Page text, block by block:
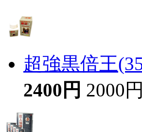
超強黒倍王
2400円 2000円